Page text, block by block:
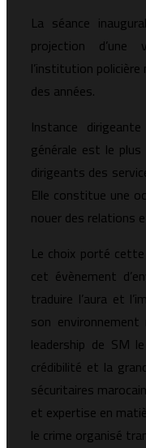
La séance
projection d’une
l’institution
des années.
Instance
générale est le
dirigeants des
Elle constitue une
nouer des relations
Le choix porté
cet évènement
traduire l’aura et
son
leadership de SM
crédibilité et la
sécuritaires
et expertise en
le crime organisé